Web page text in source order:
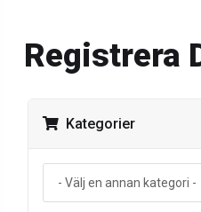
Registrera
Kategorier